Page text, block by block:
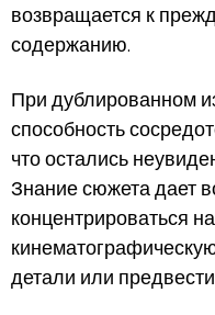
возвращается к
содержанию.
При дублированном
способность
что остались
Знание сюжета дает
концентрироваться
детали или